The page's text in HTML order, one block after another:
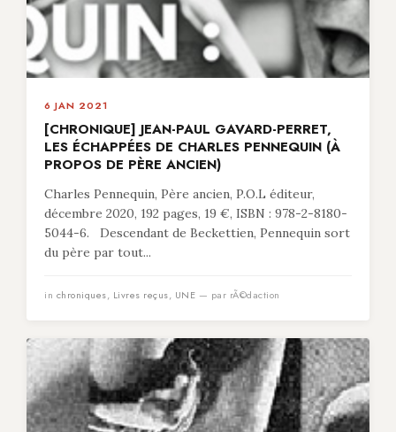
6 JAN 2021
[CHRONIQUE] JEAN-PAUL GAVARD-PERRET,
LES ÉCHAPPÉES DE CHARLES PENNEQUIN (À
PROPOS DE PÈRE ANCIEN)
Charles Pennequin, Père ancien, P.O.L éditeur,
décembre 2020, 192 pages, 19 €, ISBN : 978-2-8180-
5044-6. Descendant de Beckettien, Pennequin sort
du père par tout...
in chroniques, Livres reçus, UNE — par rÃ©daction